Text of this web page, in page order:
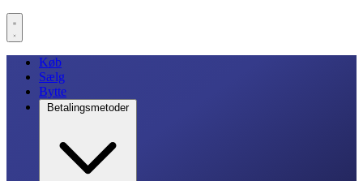
Køb
Sælg
Bytte
Betalingsmetoder